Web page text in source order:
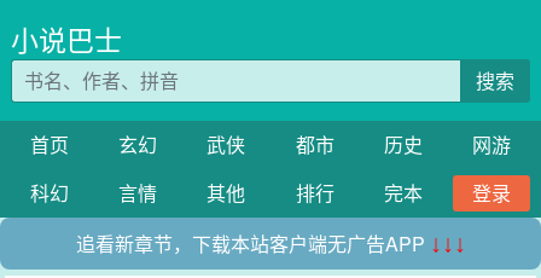
小说巴士
搜索
首页 玄幻 武侠 都市 历史
网游
科幻
言情 其他 排行 完本
登录
追看新章节，下载本站客户端无广告APP ↓↓↓